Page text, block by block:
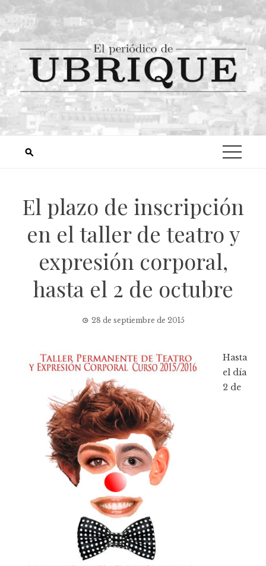
El plazo de inscripción
en el taller de teatro y
expresión corporal,
hasta el 2 de octubre
28 de septiembre de 2015
Hasta
el día
2 de